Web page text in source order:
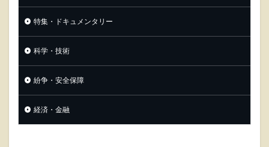
特集・ドキュメンタリー
科学・技術
紛争・安全保障
経済・金融